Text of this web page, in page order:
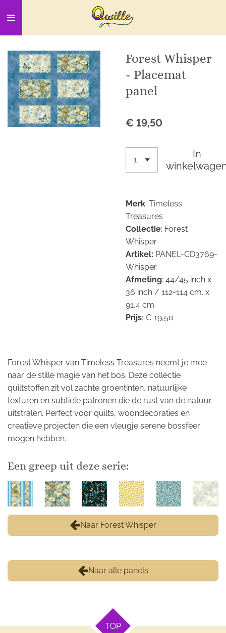
direct
naar
de
hoofdinhoud
Forest Whisper
- Placemat
panel
€ 19,50
In
Merk: Timeless
Treasures
Collectie: Forest
Whisper
Artikel: PANEL-CD3769-
Whisper
Afmeting: 44/45 inch x
36 inch / 112-114 cm. x
91,4 cm.
Prijs: € 19,50
Forest Whisper van Timeless Treasures neemt je mee
naar de stille magie van het bos. Deze collectie
quiltstoffen zit vol zachte groentinten, natuurlijke
texturen en subtiele patronen die de rust van de natuur
uitstralen. Perfect voor quilts, woondecoraties en
creatieve projecten die een vleugje serene bos­sfeer
mogen hebben.
Een greep uit deze serie:
Naar Forest Whisper
Naar alle panels
TOP